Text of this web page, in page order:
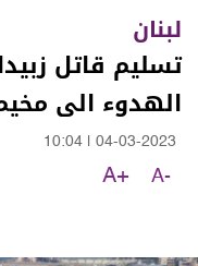
لبنان
تسليم قاتل
الهدوء الى
04-03-2023
10:04
A-
A+